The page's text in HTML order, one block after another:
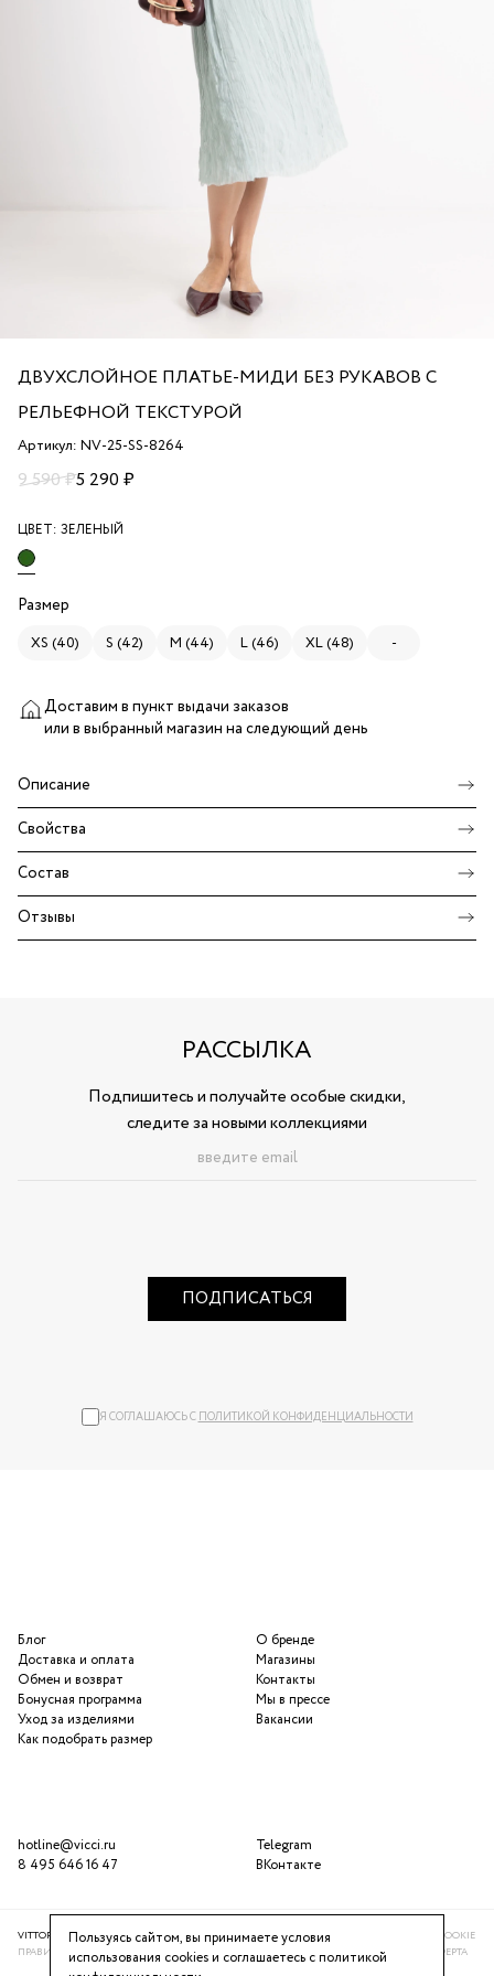
ДВУХСЛОЙНОЕ ПЛАТЬЕ-МИДИ БЕЗ РУКАВОВ С
РЕЛЬЕФНОЙ ТЕКСТУРОЙ
Артикул: NV-25-SS-8264
9 590 ₽5 290 ₽
ЦВЕТ: ЗЕЛЕНЫЙ
Размер
XS (40) S (42) M (44) L (46) XL (48) -
Доставим в пункт выдачи заказов
или в выбранный магазин на следующий день
Описание
Свойства
Состав
Отзывы
РАССЫЛКА
Подпишитесь и получайте особые скидки,
следите за новыми коллекциями
ПОДПИСАТЬСЯ
Я СОГЛАШАЮСЬ С ПОЛИТИКОЙ КОНФИДЕНЦИАЛЬНОСТИ
О бренде
Магазины
Контакты
Мы в прессе
Вакансии
Telegram
ВКонтакте
Блог
Доставка и оплата
Обмен и возврат
Бонусная программа
Уход за изделиями
Как подобрать размер
hotline@vicci.ru
8 495 646 16 47
VITTORIA VICCI © 2016-2025ПОЛИТИКА КОНФИДЕНЦИАЛЬНОСТИ
ИСПОЛЬЗОВАНИЕ COOKIE
ПРАВИЛА ПРОГРАММЫ ЛОЯЛЬНОСТИРЕКОМЕНДАТЕЛЬНАЯ СИСТЕМАПУБЛИЧНАЯ ОФЕРТА
Пользуясь сайтом, вы принимаете условия
использования cookies и соглашаетесь сполитикой